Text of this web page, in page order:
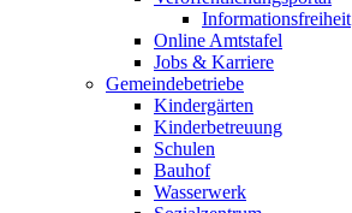
Informationsfreiheit
Online Amtstafel
Jobs & Karriere
Gemeindebetriebe
Kindergärten
Kinderbetreuung
Schulen
Bauhof
Wasserwerk